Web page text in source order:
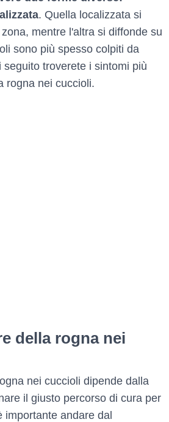
. Quella localizzata si
mentre l'altra si diffonde su
sono più spesso colpiti da
seguito troverete i sintomi più
rogna nei cuccioli.
della rogna nei
nei cuccioli dipende dalla
il giusto percorso di cura per
importante andare dal